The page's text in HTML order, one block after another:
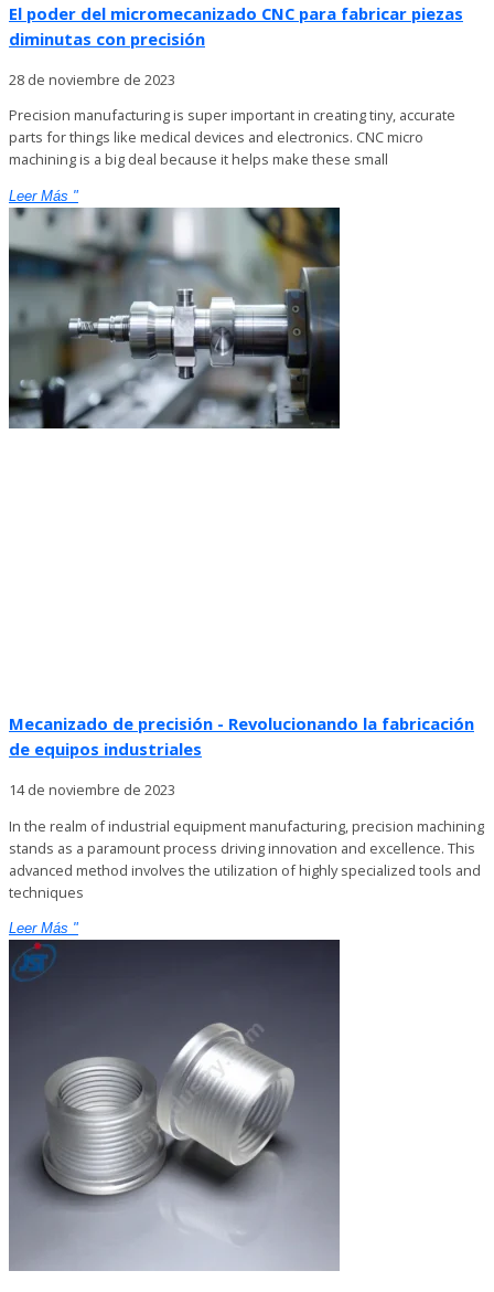
El poder del micromecanizado CNC para fabricar piezas
diminutas con precisión
28 de noviembre de 2023
Precision manufacturing is super important in creating tiny, accurate
parts for things like medical devices and electronics. CNC micro
machining is a big deal because it helps make these small
Leer Más "
Mecanizado de precisión - Revolucionando la fabricación
de equipos industriales
14 de noviembre de 2023
In the realm of industrial equipment manufacturing, precision machining
stands as a paramount process driving innovation and excellence. This
advanced method involves the utilization of highly specialized tools and
techniques
Leer Más "